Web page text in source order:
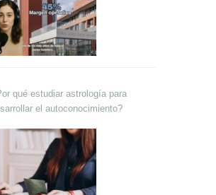
qué estudiar astrología para
el autoconocimiento?